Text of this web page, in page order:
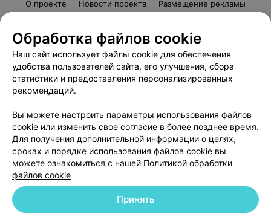
О проекте Новости проекта
Размещение рекламы
Пользовательское соглашение
Способы оплаты
Вакансии
Партнеры
Написать руководителю 103.by
Обработка персональных данных
© 2026 ООО «Артокс Лаб», УНП 191700409 | 220012, Республика Беларусь,
Обработка файлов cookie
Наш сайт использует файлы cookie для обеспечения
удобства пользователей сайта, его улучшения, сбора
статистики и предоставления персонализированных
рекомендаций.
Вы можете настроить параметры использования файлов
cookie или изменить свое согласие в более позднее время.
Для получения дополнительной информации о целях,
сроках и порядке использования файлов cookie вы
можете ознакомиться с нашей Политикой обработки
файлов cookie
Принять